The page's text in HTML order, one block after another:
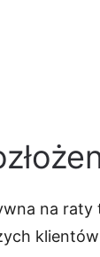
na raty